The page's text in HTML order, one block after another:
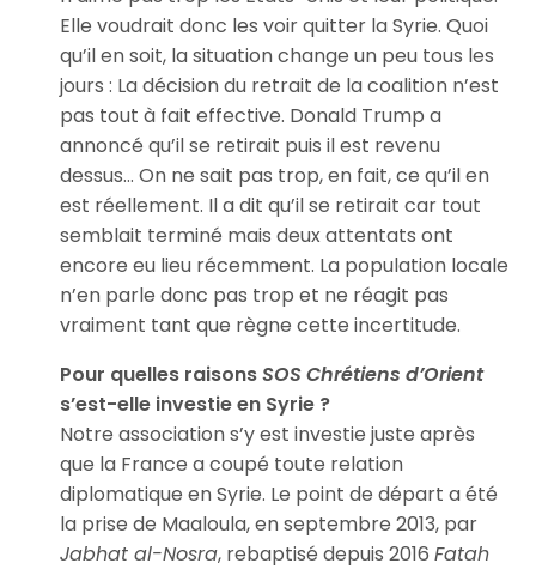
Elle voudrait donc les voir quitter la Syrie. Quoi
qu’il en soit, la situation change un peu tous les
jours : La décision du retrait de la coalition n’est
pas tout à fait effective. Donald Trump a
annoncé qu’il se retirait puis il est revenu
dessus… On ne sait pas trop, en fait, ce qu’il en
est réellement. Il a dit qu’il se retirait car tout
semblait terminé mais deux attentats ont
encore eu lieu récemment. La population locale
n’en parle donc pas trop et ne réagit pas
vraiment tant que règne cette incertitude.
Pour quelles raisonsSOS Chrétiens d’Orient
s’est-elle investie en Syrie ?
Notre association s’y est investie juste après
que la France a coupé toute relation
diplomatique en Syrie. Le point de départ a été
la prise de Maaloula, en septembre 2013, par
Jabhat al-Nosra, rebaptisé depuis 2016Fatah